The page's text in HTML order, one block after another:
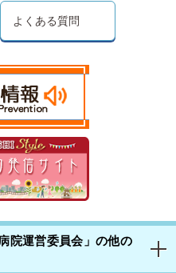
よくある質問
院運営委員会」の他の